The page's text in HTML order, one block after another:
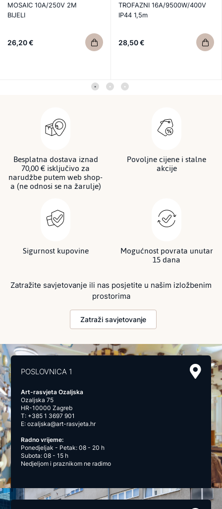
MOSAIC 10A/250V 2M
BIJELI
26,20 €
TROFAZNI 16A/9500W/400V
IP44 1,5m
28,50 €
Besplatna dostava iznad
70,00 € isključivo za
narudžbe putem web shop-
a (ne odnosi se na žarulje)
Povoljne cijene i stalne
akcije
Sigurnost kupovine Mogućnost povrata unutar
15 dana
Zatražite savjetovanje ili nas posjetite u našim izložbenim
prostorima
Zatraži savjetovanje
POSLOVNICA 1
Art-rasvjeta Ozaljska
Ozaljska 75
HR-10000 Zagreb
T: +385 1 3697 901
E:ozaljska@art-rasvjeta.hr
Radno vrijeme:
Ponedjeljak - Petak: 08 - 20 h
Subota: 08 - 15 h
Nedjeljom i praznikom ne radimo